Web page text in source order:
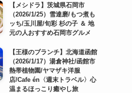
【メシドラ】茨城県石岡市
（2026/1/25）雪達磨/もつ煮も
ッち/玉川屋/旬彩 杉の子 ＆ 地
元の人おすすめ石岡市グルメ
【王様のブランチ】北海道函館
（2026/1/17）湯倉神社/函館市
熱帯植物園/ヤマザキ洋服
店/Cafe én〈週末トラベル〉心
温まるほっこり癒やし旅